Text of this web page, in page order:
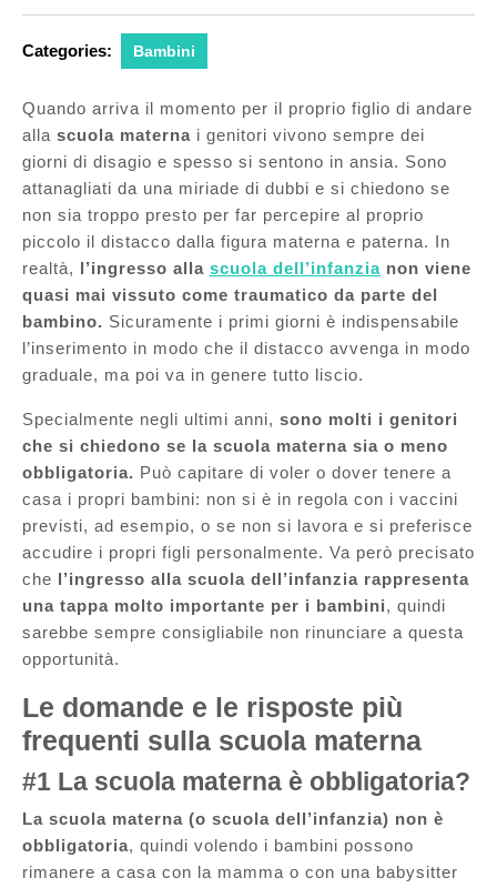
Categories: Bambini
Quando arriva il momento per il proprio figlio di andare
alla scuola materna i genitori vivono sempre dei
giorni di disagio e spesso si sentono in ansia. Sono
attanagliati da una miriade di dubbi e si chiedono se
non sia troppo presto per far percepire al proprio
piccolo il distacco dalla figura materna e paterna. In
realtà, l’ingresso alla scuola dell’infanzia non viene
quasi mai vissuto come traumatico da parte del
bambino. Sicuramente i primi giorni è indispensabile
l’inserimento in modo che il distacco avvenga in modo
graduale, ma poi va in genere tutto liscio.
Specialmente negli ultimi anni, sono molti i genitori
che si chiedono se la scuola materna sia o meno
obbligatoria. Può capitare di voler o dover tenere a
casa i propri bambini: non si è in regola con i vaccini
previsti, ad esempio, o se non si lavora e si preferisce
accudire i propri figli personalmente. Va però precisato
che l’ingresso alla scuola dell’infanzia rappresenta
una tappa molto importante per i bambini, quindi
sarebbe sempre consigliabile non rinunciare a questa
opportunità.
Le domande e le risposte più
frequenti sulla scuola materna
#1 La scuola materna è obbligatoria?
La scuola materna (o scuola dell’infanzia) non è
obbligatoria, quindi volendo i bambini possono
rimanere a casa con la mamma o con una babysitter